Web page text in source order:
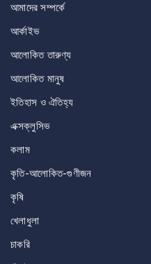
আমাদের সম্পর্কে
আর্কাইভ
আলোকিত তারুণ্য
আলোকিত মানুষ
ইতিহাস ও ঐতিহ্য
এক্সক্লুসিভ
কলাম
কৃতি-আলোকিত-গুণীজন
কৃষি
খেলাধুলা
চাকরি